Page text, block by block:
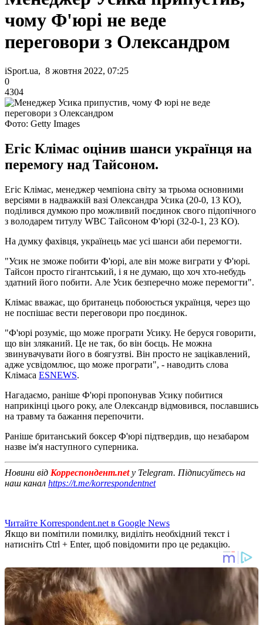
чому Ф'юрі не веде
переговори з Олександром
iSport.ua, 8 жовтня 2022, 07:25
0
4304
Фото: Getty Images
Егіс Клімас оцінив шанси українця на
перемогу над Тайсоном.
Егіс Клімас, менеджер чемпіона світу за трьома основними
версіями в надважкій вазі Олександра Усика (20-0, 13 КО),
поділився думкою про можливий поєдинок свого підопічного
з володарем титулу WBC Тайсоном Ф'юрі (32-0-1, 23 КО).
На думку фахівця, українець має усі шанси аби перемогти.
"Усик не зможе побити Ф'юрі, але він може виграти у Ф'юрі.
Тайсон просто гігантський, і я не думаю, що хоч хто-небудь
здатний його побити. Але Усик безперечно може перемогти".
Клімас вважає, що британець побоюється українця, через що
не поспішає вести переговори про поєдинок.
"Ф'юрі розуміє, що може програти Усику. Не беруся говорити,
що він зляканий. Це не так, бо він боєць. Не можна
звинувачувати його в боягузтві. Він просто не зацікавлений,
адже усвідомлює, що може програти", - наводить слова
Клімаса ESNEWS.
Нагадаємо, раніше Ф'юрі пропонував Усику побитися
наприкінці цього року, але Олександр відмовився, пославшись
на травму та бажання перепочити.
Раніше британський боксер Ф'юрі підтвердив, що незабаром
назве ім'я наступного суперника.
Новини від Корреспондент.netу Telegram. Підписуйтесь на
наш канал https://t.me/korrespondentnet
Читайте Korrespondent.net в Google News
Якщо ви помітили помилку, виділіть необхідний текст і
натисніть Ctrl + Enter, щоб повідомити про це редакцію.